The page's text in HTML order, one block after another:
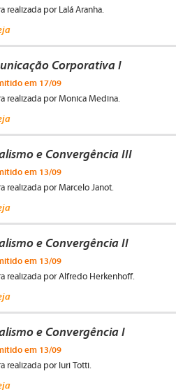
realizada por Lalá Aranha.
Corporativa I
em 17/09
realizada por Monica Medina.
e Convergência III
em 13/09
realizada por Marcelo Janot.
e Convergência II
em 13/09
realizada por Alfredo Herkenhoff.
e Convergência I
em 13/09
realizada por Iuri Totti.